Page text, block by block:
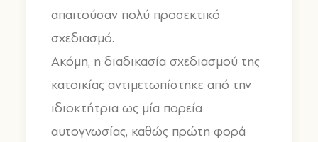
απαιτούσαν πολύ προσεκτικό
σχεδιασμό.
Ακόμη, η διαδικασία σχεδιασμού της
κατοικίας αντιμετωπίστηκε από την
ιδιοκτήτρια ως μία πορεία
αυτογνωσίας, καθώς πρώτη φορά